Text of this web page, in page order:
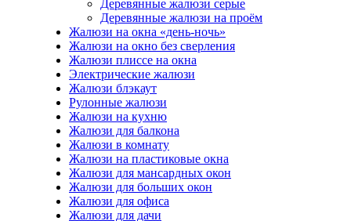
Деревянные жалюзи серые
Деревянные жалюзи на проём
Жалюзи на окна «день-ночь»
Жалюзи на окно без сверления
Жалюзи плиссе на окна
Электрические жалюзи
Жалюзи блэкаут
Рулонные жалюзи
Жалюзи на кухню
Жалюзи для балкона
Жалюзи в комнату
Жалюзи на пластиковые окна
Жалюзи для мансардных окон
Жалюзи для больших окон
Жалюзи для офиса
Жалюзи для дачи